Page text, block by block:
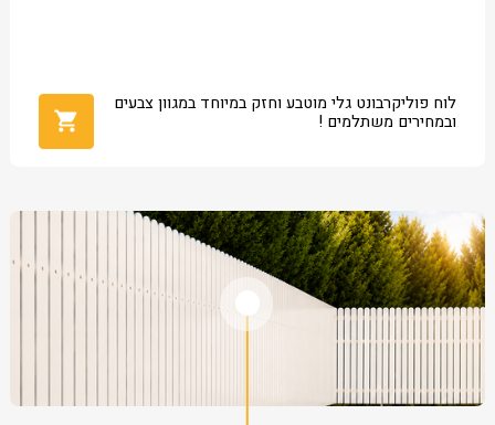
לוח פוליקרבונט גלי מוטבע וחזק במיוחד במגוון צבעים
ובמחירים משתלמים !